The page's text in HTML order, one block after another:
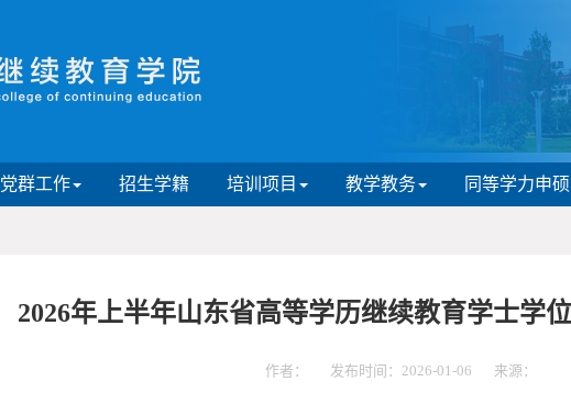
党群工作 招生学籍 培训项目 教学教务 同等学力申硕
2026年上半年山东省高等学历继续教育学士学
作者： 发布时间：2026-01-06 来源：